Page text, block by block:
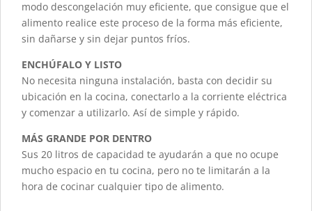
modo descongelación muy eficiente, que consigue que el
alimento realice este proceso de la forma más eficiente,
sin dañarse y sin dejar puntos fríos.
ENCHÚFALO Y LISTO
No necesita ninguna instalación, basta con decidir su
ubicación en la cocina, conectarlo a la corriente eléctrica
y comenzar a utilizarlo. Así de simple y rápido.
MÁS GRANDE POR DENTRO
Sus 20 litros de capacidad te ayudarán a que no ocupe
mucho espacio en tu cocina, pero no te limitarán a la
hora de cocinar cualquier tipo de alimento.